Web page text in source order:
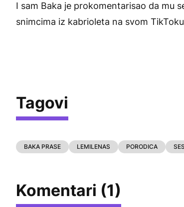
I sam Baka je prokomentarisao da mu
snimcima iz kabrioleta na svom
Tagovi
BAKA PRASE LEMILENAS PORODICA
Komentari (1)